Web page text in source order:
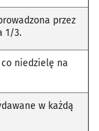
przez
1/3.
niedzielę na
w każdą